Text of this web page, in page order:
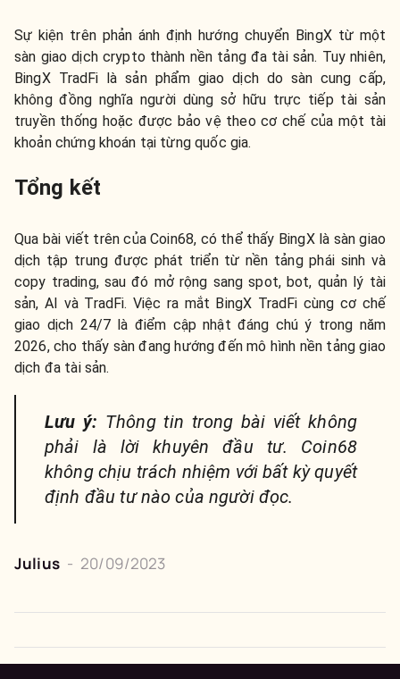
Sự kiện trên phản ánh định hướng chuyển BingX từ một
sàn giao dịch crypto thành nền tảng đa tài sản. Tuy nhiên,
BingX TradFi là sản phẩm giao dịch do sàn cung cấp,
không đồng nghĩa người dùng sở hữu trực tiếp tài sản
truyền thống hoặc được bảo vệ theo cơ chế của một tài
khoản chứng khoán tại từng quốc gia.
Tổng kết
Qua bài viết trên của Coin68, có thể thấy BingX là sàn giao
dịch tập trung được phát triển từ nền tảng phái sinh và
copy trading, sau đó mở rộng sang spot, bot, quản lý tài
sản, AI và TradFi. Việc ra mắt BingX TradFi cùng cơ chế
giao dịch 24/7 là điểm cập nhật đáng chú ý trong năm
2026, cho thấy sàn đang hướng đến mô hình nền tảng giao
dịch đa tài sản.
Lưu ý: Thông tin trong bài viết không
phải là lời khuyên đầu tư. Coin68
không chịu trách nhiệm với bất kỳ quyết
định đầu tư nào của người đọc.
Julius - 20/09/2023